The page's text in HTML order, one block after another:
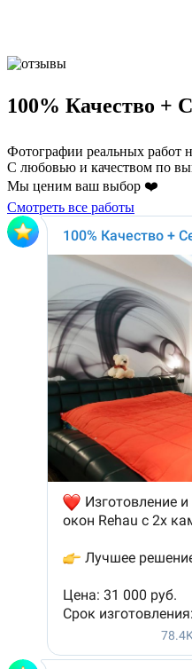
100% Качество +
Фотографии реальных работ
С любовью и качеством по
Мы ценим ваш выбор ❤️
Смотреть все работы